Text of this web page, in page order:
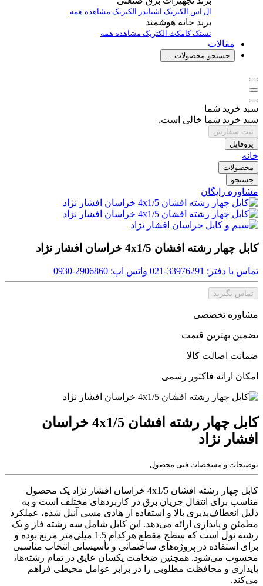
ال اس الکتریک اشنایدر الکتریک مشاهده همه
برند خانه هوشمند
نستککامکث الکتریک مشاهده همه
مقالات
جستجو محصولات ...
سبد خرید شما
سبد خرید شما خالی است.
ثبت سفارش
پروفایل
خانه
محصولات
جستجو
مشاوره رایگان
کابل چهار رشته افشان 4x1/5 خراسان افشار نژاد
تماس با دفتر: 33976291-021 واتس اپ: 2906860-0930
تماس بگیرید
مشاوره تخصصی
تضمین بهترین قیمت
ضمانت اصالت کالا
امکان ارائه فاکتور رسمی
کابل چهار رشته افشان 4x1/5 خراسان
افشار نژاد
توضیحات و مشخصات فنی محصول
کابل چهار رشته افشان 4x1/5 خراسان افشار نژاد یک محصول
مناسب برای انتقال جریان برق در کاربردهای مختلف است و به
دلیل انعطاف‌پذیری بالا و استفاده از هادی مسی آنیل شده، عملکرد
مطمئن و پایداری ارائه می‌دهد. این کابل شامل سه رشته فاز و یک
رشته نول است که سطح مقطع هرکدام 1.5 میلی‌متر مربع بوده و
برای استفاده در پروژه‌های ساختمانی و تأسیساتی انتخاب مناسبی
محسوب می‌شود. همچنین ضخامت یکسان عایق در تمام رشته‌ها،
پایداری و محافظت مطلوبی را در برابر عوامل محیطی فراهم
می‌کند.